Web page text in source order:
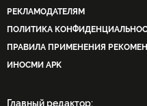
РЕКЛАМОДАТЕЛЯМ
ПОЛИТИКА
ПРАВИЛА ПРИМЕНЕНИЯ
ИНОСМИ APK
Главный редактор: